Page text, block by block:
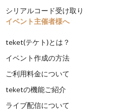
シリアルコード受け取り
イベント主催者様へ
teket(テケト)とは？
イベント作成の方法
ご利用料金について
teketの機能ご紹介
ライブ配信について